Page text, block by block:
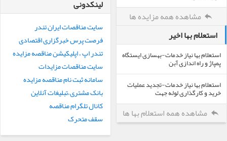
لینکدونی
سایت مناقصات ایران تندر
فرصت پرس خبرگزاری اقتصادی
تندر اپ ، اپلیکیشن مناقصه مزایده
سایت مناقصات مزایدات
سامانه ثبت نام مناقصه مزایده
بانک مشتری،تبلیغات آنلاین
کانال تلگرام مناقصه
سقف متحرک
مشاهده همه مزایده ها
استعلام بها اخیر
استعلام بها نیاز خدمات-بهسازی ایستگاه
پمپاژ و راه اندازی آبن
استعلام بها نیاز خدمات-تجدید عملیات
خرید و کارگذاری لوله جهت
مشاهده همه استعلام بها ها